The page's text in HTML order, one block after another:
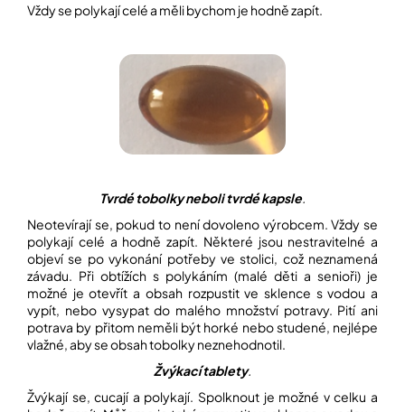
Vždy se polykají celé a měli bychom je hodně zapít.
Tvrdé tobolky neboli tvrdé kapsle.
Neotevírají se, pokud to není dovoleno výrobcem. Vždy se
polykají celé a hodně zapít. Některé jsou nestravitelné a
objeví se po vykonání potřeby ve stolici, což neznamená
závadu. Při obtížích s polykáním (malé děti a senioři) je
možné je otevřít a obsah rozpustit ve sklence s vodou a
vypít, nebo vysypat do malého množství potravy. Pití ani
potrava by přitom neměli být horké nebo studené, nejlépe
vlažné, aby se obsah tobolky neznehodnotil.
Žvýkací tablety.
Žvýkají se, cucají a polykají. Spolknout je možné v celku a